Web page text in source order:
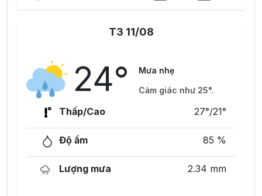
T3 11/08
24°
Mưa nhẹ
Cảm giác như 25°.
Thấp/Cao 27°/21°
Độ ẩm 85 %
Lượng mưa 2.34 mm